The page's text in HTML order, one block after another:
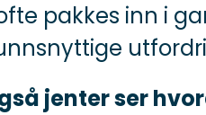
pakkes inn i
jenter ser